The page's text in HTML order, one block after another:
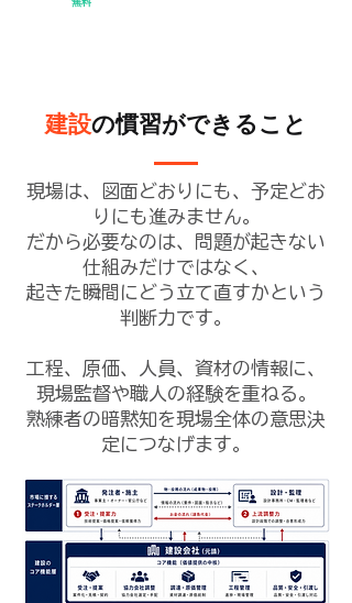
建設の慣習ができること
現場は、図面どおりにも、予定どお
りにも進みません。
だから必要なのは、問題が起きない
仕組みだけではなく、
起きた瞬間にどう立て直すかという
判断力です。
工程、原価、人員、資材の情報に、
現場監督や職人の経験を重ねる。
熟練者の暗黙知を現場全体の意思決
定につなげます。